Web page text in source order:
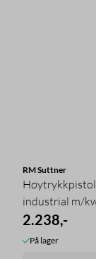
RM Suttner
Høytrykkpistol
industrial m/
2.238,-
På lager